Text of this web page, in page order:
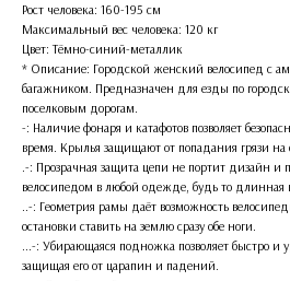
Рост человека: 160-195 см
Максимальный вес человека: 120 кг
Цвет: Тёмно-синий-металлик
* Описание: Городской женский велосипед с
багажником. Предназначен для езды по
поселковым дорогам.
-: Наличие фонаря и катафотов позволяет
время. Крылья защищают от попадания грязи
.-: Прозрачная защита цепи не портит дизайн и
велосипедом в любой одежде, будь то
..-: Геометрия рамы даёт возможность
остановки ставить на землю сразу обе ноги.
...-: Убирающаяся подножка позволяет быстро и
защищая его от царапин и падений.